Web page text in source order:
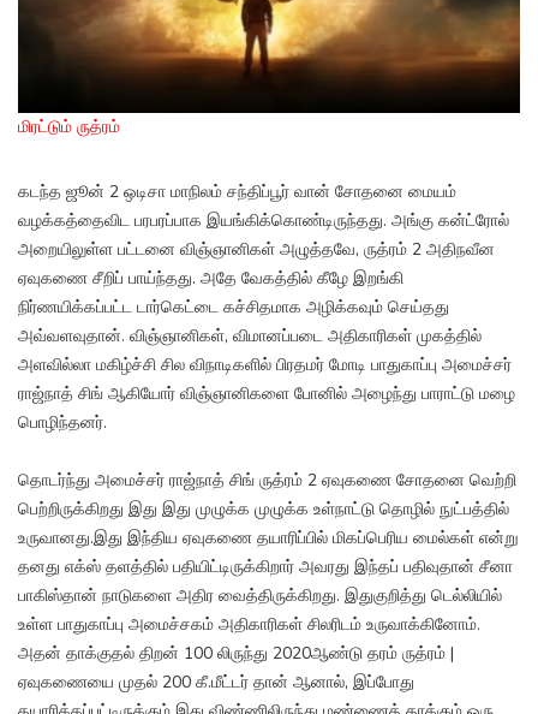
மிரட்டும் ருத்ரம்
கடந்த ஜூன் 2 ஒடிசா மாநிலம் சந்திப்பூர் வான் சோதனை மையம்
வழக்கத்தைவிட பரபரப்பாக இயங்கிக்கொண்டிருந்தது. அங்கு கன்ட்ரோல்
அறையிலுள்ள பட்டனை விஞ்ஞானிகள் அழுத்தவே, ருத்ரம் 2 அதிநவீன
ஏவுகணை சீறிப் பாய்ந்தது. அதே வேகத்தில் கீழே இறங்கி
நிர்ணயிக்கப்பட்ட டார்கெட்டை கச்சிதமாக அழிக்கவும் செய்தது
அவ்வளவுதான். விஞ்ஞானிகள், விமானப்படை அதிகாரிகள் முகத்தில்
அளவில்லா மகிழ்ச்சி சில விநாடிகளில் பிரதமர் மோடி பாதுகாப்பு அமைச்சர்
ராஜ்நாத் சிங் ஆகியோர் விஞ்ஞானிகளை போனில் அழைந்து பாராட்டு மழை
பொழிந்தனர்.
தொடர்ந்து அமைச்சர் ராஜ்நாத் சிங் ருத்ரம் 2 ஏவுகணை சோதனை வெற்றி
பெற்றிருக்கிறது இது இது முழுக்க முழுக்க உள்நாட்டு தொழில் நுட்பத்தில்
உருவானது.இது இந்திய ஏவுகணை தயாரிப்பில் மிகப்பெரிய மைல்கள் என்று
தனது எக்ஸ் தளத்தில் பதியிட்டிருக்கிறார் அவரது இந்தப் பதிவுதான் சீனா
பாகிஸ்தான் நாடுகளை அதிர வைத்திருக்கிறது. இதுகுறித்து டெல்லியில்
உள்ள பாதுகாப்பு அமைச்சகம் அதிகாரிகள் சிலரிடம் உருவாக்கினோம்.
அதன் தாக்குதல் திறன் 100 லிருந்து 2020ஆண்டு தரம் ருத்ரம் |
ஏவுகணையை முதல் 200 கீ.மீட்டர் தான் ஆனால், இப்போது